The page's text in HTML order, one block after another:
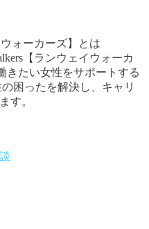
ォーカーズ】とは
【ランウェイウォーカ
きたい女性をサポートする
困ったを解決し、キャリ
す。